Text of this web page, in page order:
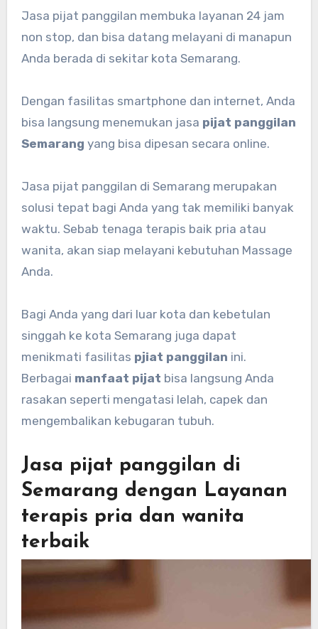
Jasa pijat panggilan membuka layanan 24 jam
non stop, dan bisa datang melayani di manapun
Anda berada di sekitar kota Semarang.
Dengan fasilitas smartphone dan internet, Anda
bisa langsung menemukan jasa pijat panggilan
Semarang yang bisa dipesan secara online.
Jasa pijat panggilan di Semarang merupakan
solusi tepat bagi Anda yang tak memiliki banyak
waktu. Sebab tenaga terapis baik pria atau
wanita, akan siap melayani kebutuhan Massage
Anda.
Bagi Anda yang dari luar kota dan kebetulan
singgah ke kota Semarang juga dapat
menikmati fasilitas pjiat panggilan ini.
Berbagai manfaat pijat bisa langsung Anda
rasakan seperti mengatasi lelah, capek dan
mengembalikan kebugaran tubuh.
Jasa pijat panggilan di
Semarang dengan Layanan
terapis pria dan wanita
terbaik